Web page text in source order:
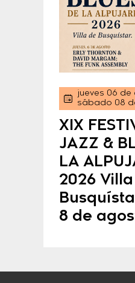
jueves 06 de
sábado 08
XIX
JAZZ &
LA
2026
8 de